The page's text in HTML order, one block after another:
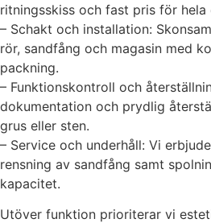
ritningsskiss och fast pris för hela
– Schakt och installation:
rör, sandfång och magasin med
packning.
– Funktionskontroll och
dokumentation och prydlig
grus eller sten.
– Service och underhåll: Vi
rensning av sandfång samt
kapacitet.
Utöver funktion prioriterar vi